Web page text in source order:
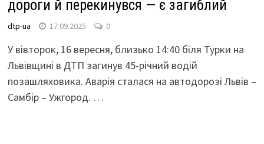
дороги й перекинувся — є загиблий
dtp-ua 17.09.2025 0
У вівторок, 16 вересня, близько 14:40 біля Турки на
Львівщині в ДТП загинув 45-річний водій
позашляховика. Аварія сталася на автодорозі Львів –
Самбір – Ужгород. …